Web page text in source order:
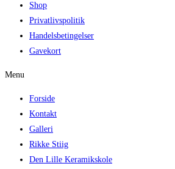
Shop
Privatlivspolitik
Handelsbetingelser
Gavekort
Menu
Forside
Kontakt
Galleri
Rikke Stiig
Den Lille Keramikskole